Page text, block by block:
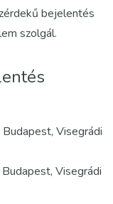
bejelentés
szolgál.
Visegrádi
Visegrádi